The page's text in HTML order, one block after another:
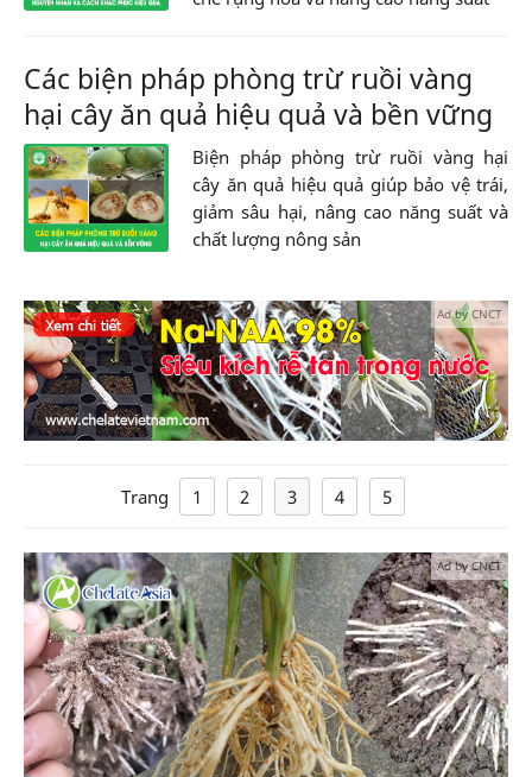
Các biện pháp phòng trừ ruồi vàng
hại cây ăn quả hiệu quả và bền vững
Biện pháp phòng trừ ruồi vàng hại
cây ăn quả hiệu quả giúp bảo vệ trái,
giảm sâu hại, nâng cao năng suất và
chất lượng nông sản
Ad by CNCT
Trang 1 2 3 4 5
Ad by CNCT